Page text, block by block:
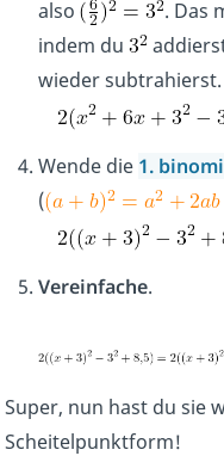
also
. Das
indem du
wieder subtrahierst.
Wende die 1.
(
Vereinfache.
Super, nun hast du sie
Scheitelpunktform!